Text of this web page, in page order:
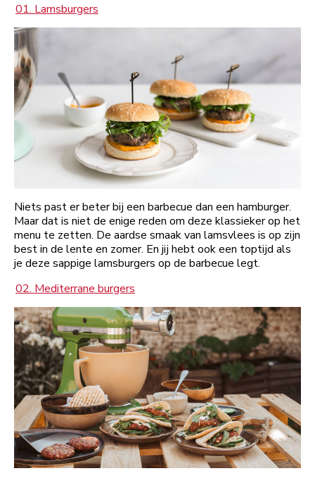
01. Lamsburgers
Niets past er beter bij een barbecue dan een hamburger.
Maar dat is niet de enige reden om deze klassieker op het
menu te zetten. De aardse smaak van lamsvlees is op zijn
best in de lente en zomer. En jij hebt ook een toptijd als
je deze sappige lamsburgers op de barbecue legt.
02. Mediterrane burgers